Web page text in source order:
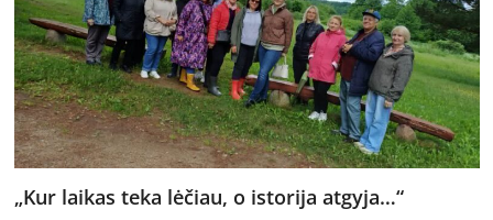
„Kur laikas teka lėčiau, o istorija atgyja…“